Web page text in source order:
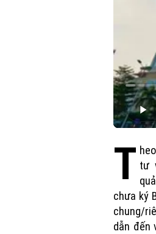
T tư
chưa ký
chung/
dẫn đến